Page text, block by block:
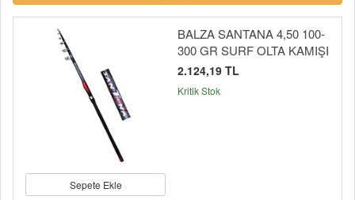
Sepete Ekle
BALZA SANTANA 4,50 100-
300 GR SURF OLTA KAMIŞI
2.124,19 TL
Kritik Stok